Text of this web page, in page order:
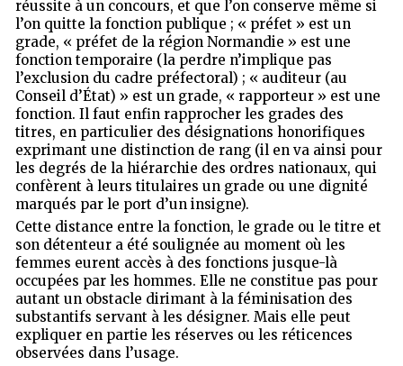
réussite à un concours, et que l’on conserve même si
l’on quitte la fonction publique ; « préfet » est un
grade, « préfet de la région Normandie » est une
fonction temporaire (la perdre n’implique pas
l’exclusion du cadre préfectoral) ; « auditeur (au
Conseil d’État) » est un grade, « rapporteur » est une
fonction. Il faut enfin rapprocher les grades des
titres, en particulier des désignations honorifiques
exprimant une distinction de rang (il en va ainsi pour
les degrés de la hiérarchie des ordres nationaux, qui
confèrent à leurs titulaires un grade ou une dignité
marqués par le port d’un insigne).
Cette distance entre la fonction, le grade ou le titre et
son détenteur a été soulignée au moment où les
femmes eurent accès à des fonctions jusque-là
occupées par les hommes. Elle ne constitue pas pour
autant un obstacle dirimant à la féminisation des
substantifs servant à les désigner. Mais elle peut
expliquer en partie les réserves ou les réticences
observées dans l’usage.